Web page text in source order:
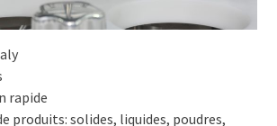
rapide
produits: solides, liquides, poudres,